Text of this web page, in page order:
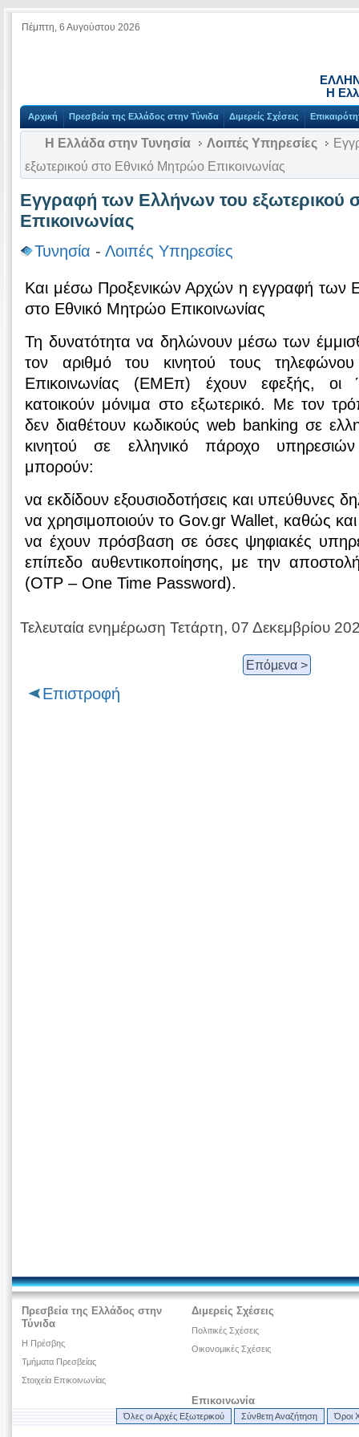
Πέμπτη, 6 Αυγούστου 2026
Η
Αρχική Πρεσβεία της Ελλάδος στην Τύνιδα Διμερείς Σχέσεις
Η Ελλάδα στην Τυνησία Λοιπές Υπηρεσίες
εξωτερικού στο Εθνικό Μητρώο Επικοινωνίας
Εγγραφή των Ελλήνων του εξωτερικού
Επικοινωνίας
Τυνησία - Λοιπές Υπηρεσίες
Και μέσω Προξενικών Αρχών η εγγραφή των
στο Εθνικό Μητρώο Επικοινωνίας
Τη δυνατότητα να δηλώνουν μέσω των
τον αριθμό του κινητού τους
Επικοινωνίας (ΕΜΕπ) έχουν εφεξής, οι
κατοικούν μόνιμα στο εξωτερικό. Με τον
δεν διαθέτουν κωδικούς web banking σε
κινητού σε ελληνικό πάροχο υπηρεσιών
μπορούν:
να εκδίδουν εξουσιοδοτήσεις και υπεύθυνες
να χρησιμοποιούν το Gov.gr Wallet, καθώς και
να έχουν πρόσβαση σε όσες ψηφιακές
επίπεδο αυθεντικοποίησης, με την
(OTP – One Time Password).
Τελευταία ενημέρωση Τετάρτη, 07 Δεκεμβρίου
Επόμενα >
Επιστροφή
Πρεσβεία της Ελλάδος στην
Τύνιδα
H Πρέσβης
Τμήματα Πρεσβείας
Στοιχεία Επικοινωνίας
Διμερείς Σχέσεις
Πολιτικές Σχέσεις
Οικονομικές Σχέσεις
Επικοινωνία
Όλες οι Αρχές Εξωτερικού Σύνθετη Αναζήτηση Όροι